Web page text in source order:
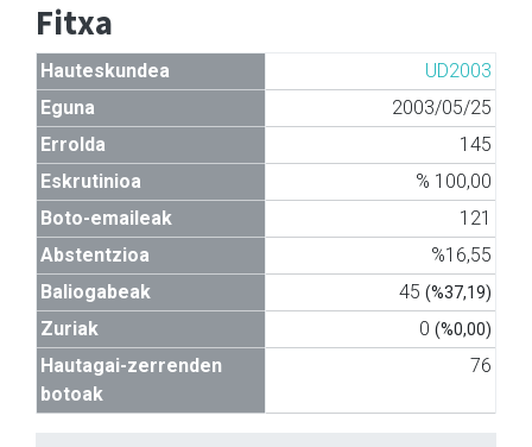
Fitxa
Hauteskundea
UD2003
Eguna
2003/05/25
Errolda
145
Eskrutinioa
% 100,00
Boto-emaileak
121
Abstentzioa
%16,55
Baliogabeak
45 (%37,19)
Zuriak 0 (%0,00)
Hautagai-zerrenden
botoak
76